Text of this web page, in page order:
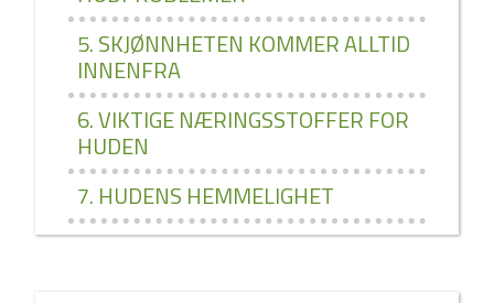
5. SKJØNNHETEN KOMMER ALLTID
INNENFRA
6. VIKTIGE NÆRINGSSTOFFER FOR
HUDEN
7. HUDENS HEMMELIGHET